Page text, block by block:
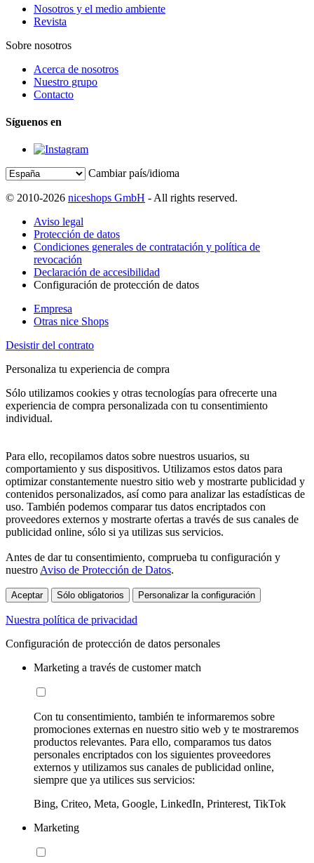
Nosotros y el medio ambiente
Revista
Sobre nosotros
Acerca de nosotros
Nuestro grupo
Contacto
Síguenos en
Cambiar país/idioma
© 2010-2026 niceshops GmbH - All rights reserved.
Aviso legal
Protección de datos
Condiciones generales de contratación y política de
revocación
Declaración de accesibilidad
Configuración de protección de datos
Empresa
Otras nice Shops
Desistir del contrato
Personaliza tu experiencia de compra
Sólo utilizamos cookies y otras tecnologías para ofrecerte una
experiencia de compra personalizada con tu consentimiento
individual.
Para ello, recopilamos datos sobre nuestros usuarios, su
comportamiento y sus dispositivos. Utilizamos estos datos para
optimizar constantemente nuestro sitio web y mostrarte publicidad y
contenidos personalizados, así como para analizar las estadísticas de
uso. También podemos comparar tus datos encriptados con
proveedores externos y mostrarte ofertas a través de sus canales de
publicidad online, sólo si ya utilizas sus servicios.
Antes de dar tu consentimiento, comprueba tu configuración y
nuestro Aviso de Protección de Datos.
Aceptar Sólo obligatorios Personalizar la configuración
Nuestra política de privacidad
Configuración de protección de datos personales
Marketing a través de customer match
Con tu consentimiento, también te informaremos sobre
promociones externas en nuestro sitio web y te mostraremos
productos relevantes. Para ello, comparamos tus datos
personales encriptados con los siguientes proveedores
externos y utilizamos sus canales de publicidad online,
siempre que ya utilices sus servicios:
Bing, Criteo, Meta, Google, LinkedIn, Printerest, TikTok
Marketing